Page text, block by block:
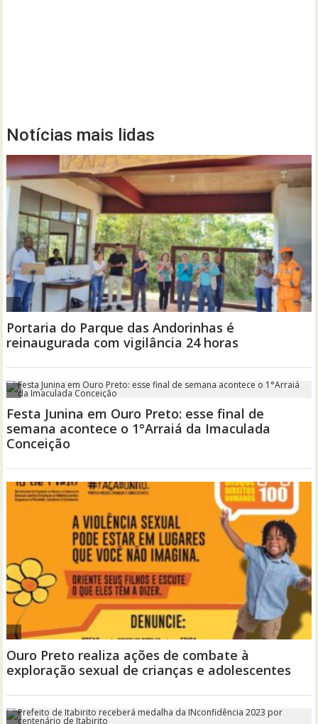
Notícias mais lidas